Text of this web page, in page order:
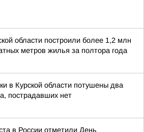
области построили более 1,2 млн
метров жилья за полтора года
в Курской области потушены два
пострадавших нет
в России отметили День